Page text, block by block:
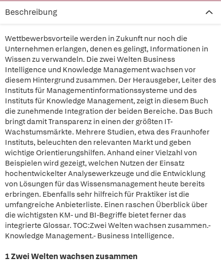
Beschreibung
Wettbewerbsvorteile werden in Zukunft nur noch die
Unternehmen erlangen, denen es gelingt, Informationen in
Wissen zu verwandeln. Die zwei Welten Business
Intelligence und Knowledge Management wachsen vor
diesem Hintergrund zusammen. Der Herausgeber, Leiter des
Instituts für Managementinformationssysteme und des
Instituts für Knowledge Management, zeigt in diesem Buch
die zunehmende Integration der beiden Bereiche. Das Buch
bringt damit Transparenz in einen der größten IT-
Wachstumsmärkte. Mehrere Studien, etwa des Fraunhofer
Instituts, beleuchten den relevanten Markt und geben
wichtige Orientierungshilfen. Anhand einer Vielzahl von
Beispielen wird gezeigt, welchen Nutzen der Einsatz
hochentwickelter Analysewerkzeuge und die Entwicklung
von Lösungen für das Wissensmanagement heute bereits
erbringen. Ebenfalls sehr hilfreich für Praktiker ist die
umfangreiche Anbieterliste. Einen raschen Überblick über
die wichtigsten KM- und BI-Begriffe bietet ferner das
integrierte Glossar. TOC:Zwei Welten wachsen zusammen.-
Knowledge Management.- Business Intelligence.
1 Zwei Welten wachsen zusammen